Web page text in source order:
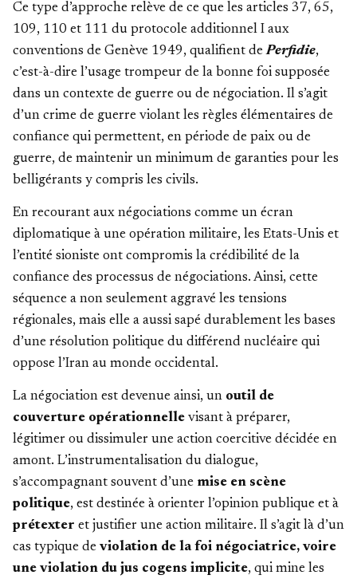
Ce type d’approche relève de ce que les articles 37, 65,
109, 110 et 111 du protocole additionnel I aux
conventions de Genève 1949, qualifient dePerfidie,
c’est-à-dire l’usage trompeur de la bonne foi supposée
dans un contexte de guerre ou de négociation. Il s’agit
d’un crime de guerre violant les règles élémentaires de
confiance qui permettent, en période de paix ou de
guerre, de maintenir un minimum de garanties pour les
belligérants y compris les civils.
En recourant aux négociations comme un écran
diplomatique à une opération militaire, les Etats-Unis et
l’entité sioniste ont compromis la crédibilité de la
confiance des processus de négociations. Ainsi, cette
séquence a non seulement aggravé les tensions
régionales, mais elle a aussi sapé durablement les bases
d’une résolution politique du différend nucléaire qui
oppose l’Iran au monde occidental.
La négociation est devenue ainsi, un outil de
couverture opérationnelle visant à préparer,
légitimer ou dissimuler une action coercitive décidée en
amont. L’instrumentalisation du dialogue,
s’accompagnant souvent d’une mise en scène
politique, est destinée à orienter l’opinion publique et à
prétexter et justifier une action militaire. Il s’agit là d’un
cas typique de violation de la foi négociatrice, voire
une violation du jus cogens implicite, qui mine les